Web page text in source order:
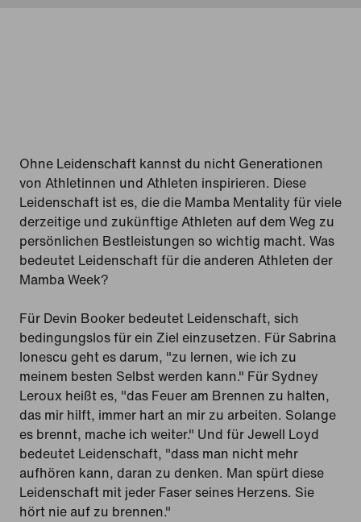
Ohne Leidenschaft kannst du nicht Generationen
von Athletinnen und Athleten inspirieren. Diese
Leidenschaft ist es, die die Mamba Mentality für viele
derzeitige und zukünftige Athleten auf dem Weg zu
persönlichen Bestleistungen so wichtig macht. Was
bedeutet Leidenschaft für die anderen Athleten der
Mamba Week?
Für Devin Booker bedeutet Leidenschaft, sich
bedingungslos für ein Ziel einzusetzen. Für Sabrina
Ionescu geht es darum, "zu lernen, wie ich zu
meinem besten Selbst werden kann." Für Sydney
Leroux heißt es, "das Feuer am Brennen zu halten,
das mir hilft, immer hart an mir zu arbeiten. Solange
es brennt, mache ich weiter." Und für Jewell Loyd
bedeutet Leidenschaft, "dass man nicht mehr
aufhören kann, daran zu denken. Man spürt diese
Leidenschaft mit jeder Faser seines Herzens. Sie
hört nie auf zu brennen."